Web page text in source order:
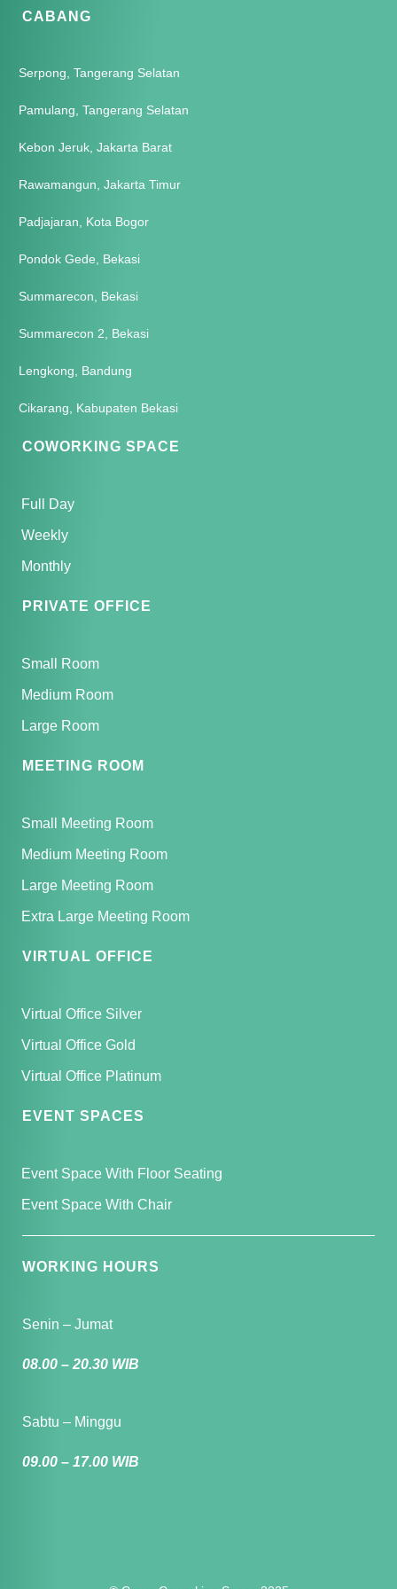
CABANG
Serpong, Tangerang Selatan
Pamulang, Tangerang Selatan
Kebon Jeruk, Jakarta Barat
Rawamangun, Jakarta Timur
Padjajaran, Kota Bogor
Pondok Gede, Bekasi
Summarecon, Bekasi
Summarecon 2, Bekasi
Lengkong, Bandung
Cikarang, Kabupaten Bekasi
COWORKING SPACE
Full Day
Weekly
Monthly
PRIVATE OFFICE
Small Room
Medium Room
Large Room
MEETING ROOM
Small Meeting Room
Medium Meeting Room
Large Meeting Room
Extra Large Meeting Room
VIRTUAL OFFICE
Virtual Office Silver
Virtual Office Gold
Virtual Office Platinum
EVENT SPACES
Event Space With Floor Seating
Event Space With Chair
WORKING HOURS
Senin – Jumat
08.00 – 20.30 WIB
Sabtu – Minggu
09.00 – 17.00 WIB